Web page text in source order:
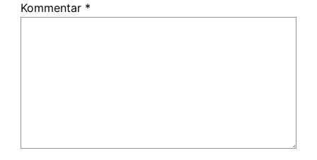
Kommentar *